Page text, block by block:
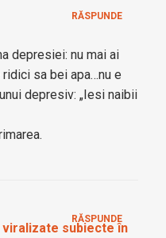
depresiei: nu mai ai
sa bei apa…nu e
depresiv: „Iesi naibii
RĂSPUNDE
subiecte în
RĂSPUNDE